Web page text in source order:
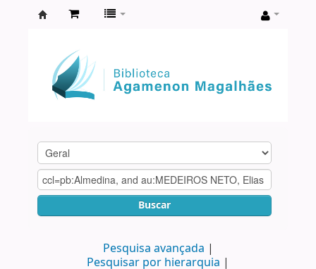
Agamenon
Magalhães
Buscar
Pesquisa avançada
Pesquisar por hierarquia